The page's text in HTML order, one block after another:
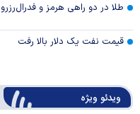
طلا در دو راهی هرمز و فدرال‌رزرو
قیمت نفت یک دلار بالا رفت
ویدئو ویژه